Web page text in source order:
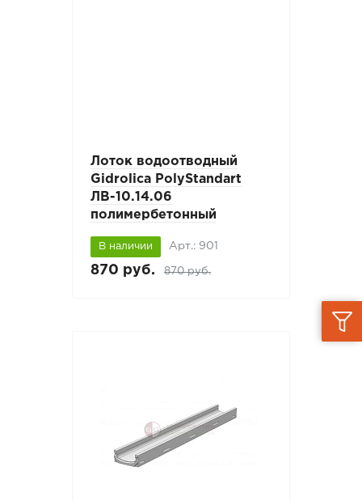
Лоток водоотводный
Gidrolica PolyStandart
ЛВ-10.14.06
полимербетонный
В наличии Арт.: 901
870 руб. 870 руб.